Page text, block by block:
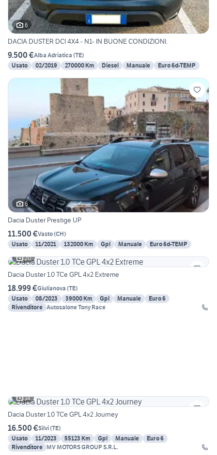
6
DACIA DUSTER DCI 4X4 - N1- IN BUONE CONDIZIONI.
9.500 €Alba Adriatica (TE)
Usato
02/2019 270000 Km Diesel Manuale Euro 6d-TEMP
6
Dacia Duster Prestige UP
11.500 €Vasto(CH)
Usato
11/2021 132000 Km Gpl Manuale
Euro 6d-TEMP
20
Dacia Duster 1.0 TCe GPL 4x2 Extreme
18.999 €Giulianova (TE)
Usato
08/2023 39000 Km Gpl Manuale
Euro 6
Rivenditore Autosalone Tony Race
14
Dacia Duster 1.0 TCe GPL 4x2 Journey
16.500 €Silvi(TE)
Usato
11/2023 55123 Km Gpl Manuale
Euro 6
Rivenditore MV MOTORS GROUP S.R.L.